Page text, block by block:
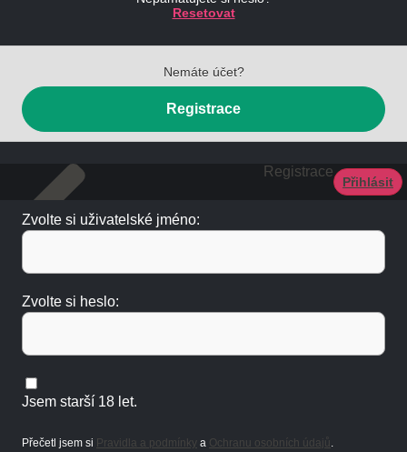
Resetovat
Nemáte účet?
Registrace
Registrace
Přihlásit
Zvolte si uživatelské jméno:
Zvolte si heslo:
Jsem starší 18 let.
Přečetl jsem si Pravidla a podmínky a Ochranu osobních údajů.